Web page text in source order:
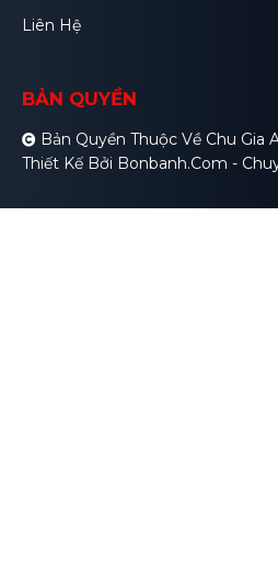
Liên Hệ
BẢN QUYỀN
Bản Quyền Thuộc Về Chu Gia
Thiết Kế Bởi Bonbanh.com -